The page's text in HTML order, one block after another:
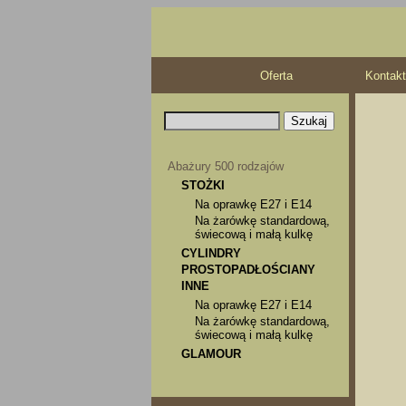
Oferta Kontakt
Abażury 500 rodzajów
STOŻKI
Na oprawkę E27 i E14
Na żarówkę standardową,
świecową i małą kulkę
CYLINDRY
PROSTOPADŁOŚCIANY
INNE
Na oprawkę E27 i E14
Na żarówkę standardową,
świecową i małą kulkę
GLAMOUR